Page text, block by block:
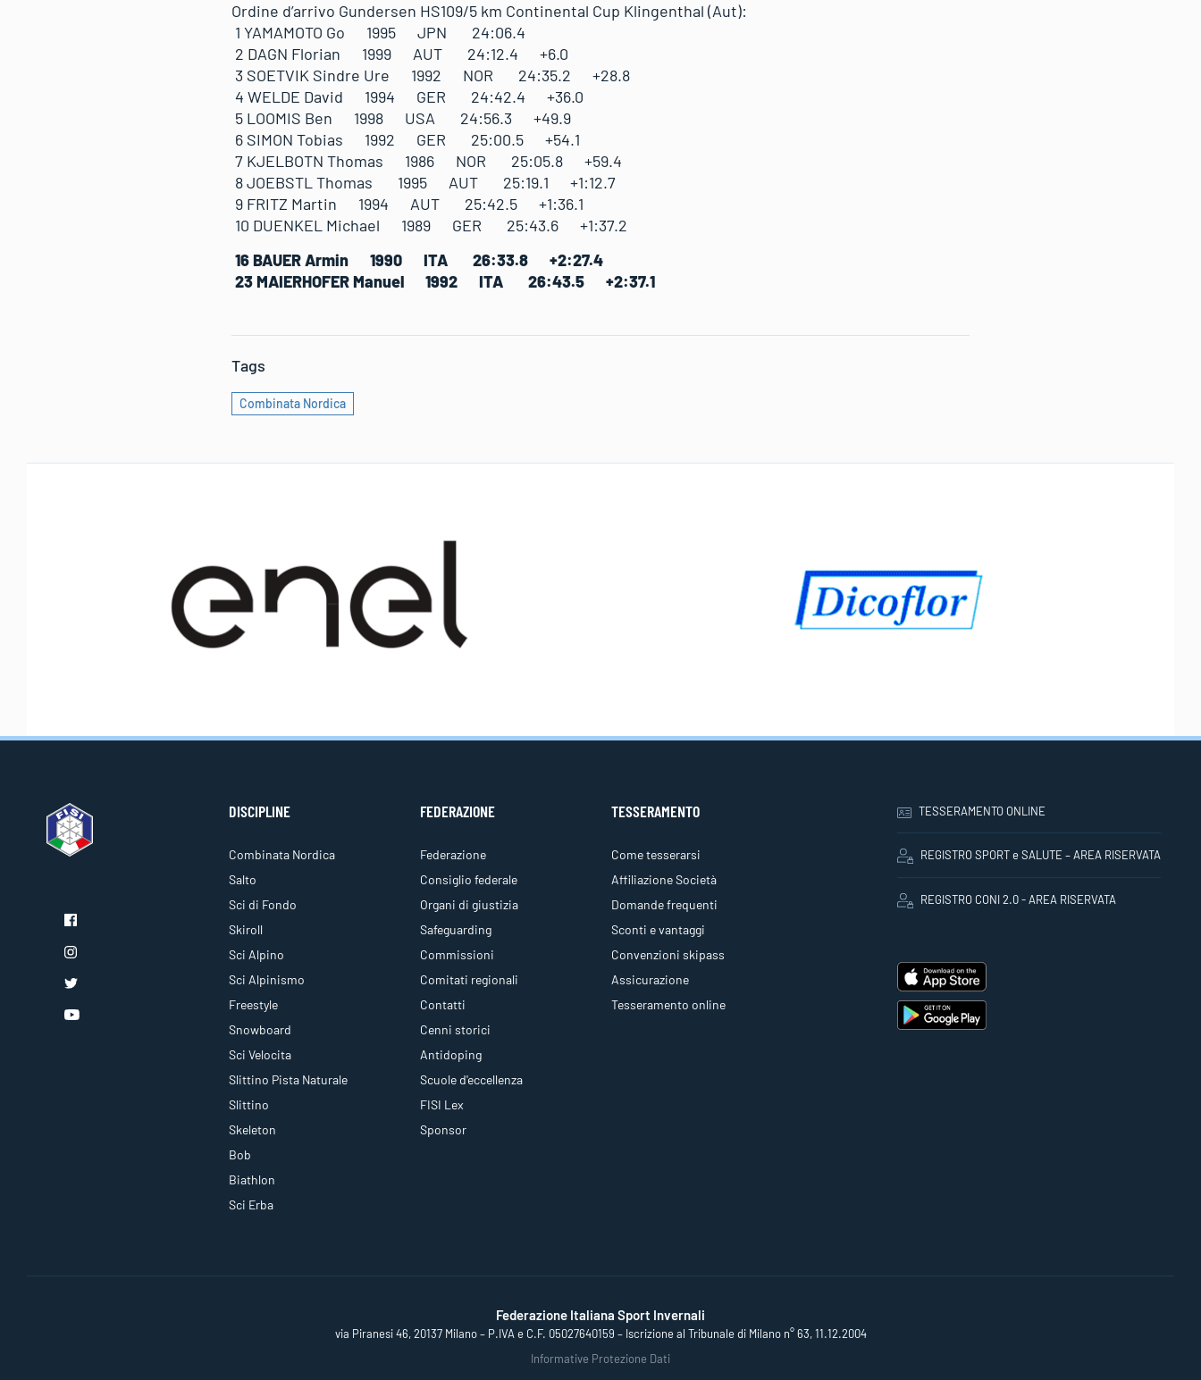
Ordine d’arrivo Gundersen HS109/5 km Continental Cup Klingenthal (Aut):
1 YAMAMOTO Go 1995 JPN 24:06.4
2 DAGN Florian 1999 AUT 24:12.4 +6.0
3 SOETVIK Sindre Ure 1992 NOR 24:35.2 +28.8
4 WELDE David 1994 GER 24:42.4 +36.0
5 LOOMIS Ben 1998 USA 24:56.3 +49.9
6 SIMON Tobias 1992 GER 25:00.5 +54.1
7 KJELBOTN Thomas 1986 NOR 25:05.8 +59.4
8 JOEBSTL Thomas 1995 AUT 25:19.1 +1:12.7
9 FRITZ Martin 1994 AUT 25:42.5 +1:36.1
10 DUENKEL Michael 1989 GER 25:43.6 +1:37.2
16 BAUER Armin 1990 ITA 26:33.8 +2:27.4
23 MAIERHOFER Manuel 1992 ITA 26:43.5 +2:37.1
Tags
Combinata Nordica
DISCIPLINE
Combinata Nordica
Salto
Sci di Fondo
Skiroll
Sci Alpino
Sci Alpinismo
Freestyle
Snowboard
Sci Velocita
Slittino Pista Naturale
Slittino
Skeleton
Bob
Biathlon
Sci Erba
FEDERAZIONE
Federazione
Consiglio federale
Organi di giustizia
Safeguarding
Commissioni
Comitati regionali
Contatti
Cenni storici
Antidoping
Scuole d'eccellenza
FISI Lex
Sponsor
TESSERAMENTO
Come tesserarsi
Affiliazione Società
Domande frequenti
Sconti e vantaggi
Convenzioni skipass
Assicurazione
Tesseramento online
TESSERAMENTO ONLINE
REGISTRO SPORT e SALUTE – AREA RISERVATA
REGISTRO CONI 2.0 - AREA RISERVATA
Federazione Italiana Sport Invernali
via Piranesi 46, 20137 Milano – P.IVA e C.F. 05027640159 – Iscrizione al Tribunale di Milano n° 63, 11.12.2004
Informative Protezione Dati